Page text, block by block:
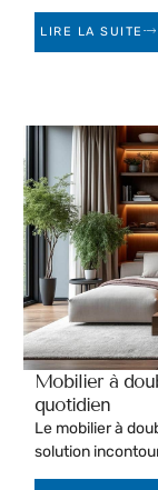
LIRE LA SUITE
Mobilier à
quotidien
Le mobilier à
solution